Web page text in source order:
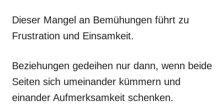
Dieser Mangel an Bemühungen führt zu
Frustration und Einsamkeit.
Beziehungen gedeihen nur dann, wenn beide
Seiten sich umeinander kümmern und
einander Aufmerksamkeit schenken.